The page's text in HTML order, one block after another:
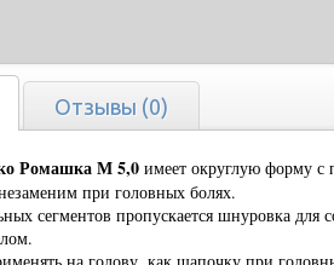
Отзывы (0)
Ромашка М 5,0 имеет округлую форму с
при головных болях.
сегментов пропускается шнуровка